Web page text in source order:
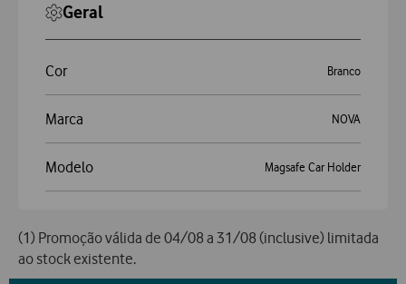
Geral
Cor Branco
Marca NOVA
Modelo Magsafe Car Holder
(1) Promoção válida de 04/08 a 31/08 (inclusive) limitada
ao stock existente.